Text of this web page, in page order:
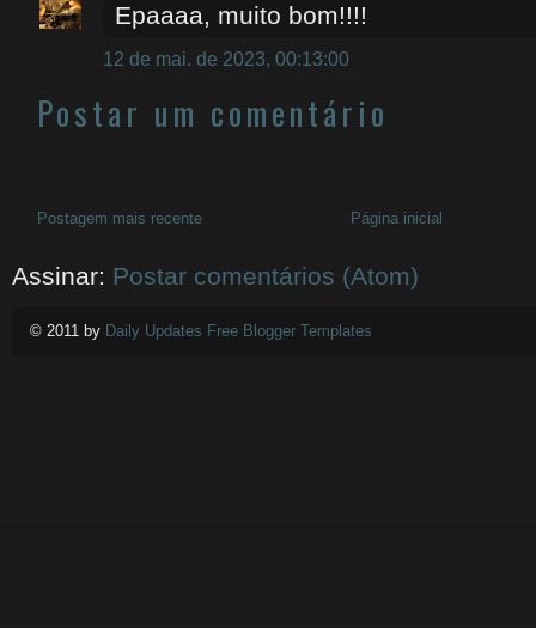
Epaaaa, muito bom!!!!
12 de mai. de 2023, 00:13:00
Postar um comentário
Postagem mais recente Página inicial
Assinar: Postar comentários (Atom)
© 2011 by Daily Updates Free Blogger Templates